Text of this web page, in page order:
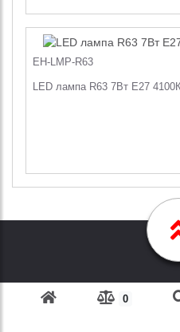
0
EH-LMP-R63
LED лампа R63 7Вт E27
Графік Роботи